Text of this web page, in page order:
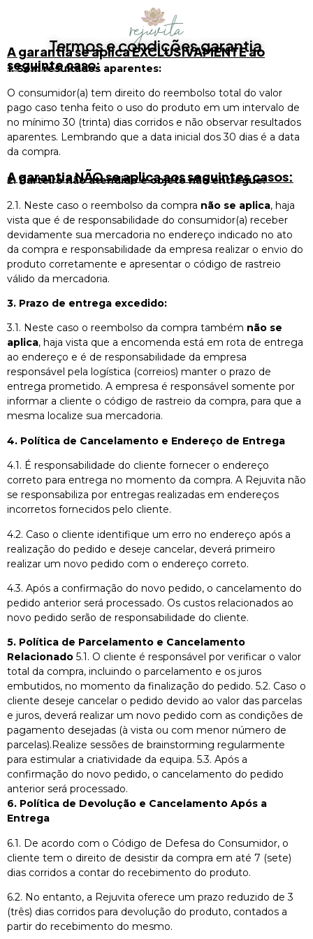
Termos e condições garantia
A garantia se aplica EXCLUSIVAMENTE ao
seguinte caso:
1. Sem resultados aparentes:
O consumidor(a) tem direito do reembolso total do valor
pago caso tenha feito o uso do produto em um intervalo de
no mínimo 30 (trinta) dias corridos e não observar resultados
aparentes. Lembrando que a data inicial dos 30 dias é a data
da compra.
A garantia NÃO se aplica aos seguintes casos:
2. Carteiro não atendido e objeto não entregue:
2.1. Neste caso o reembolso da compra não se aplica, haja
vista que é de responsabilidade do consumidor(a) receber
devidamente sua mercadoria no endereço indicado no ato
da compra e responsabilidade da empresa realizar o envio do
produto corretamente e apresentar o código de rastreio
válido da mercadoria.
3. Prazo de entrega excedido:
3.1. Neste caso o reembolso da compra também não se
aplica, haja vista que a encomenda está em rota de entrega
ao endereço e é de responsabilidade da empresa
responsável pela logística (correios) manter o prazo de
entrega prometido. A empresa é responsável somente por
informar a cliente o código de rastreio da compra, para que a
mesma localize sua mercadoria.
4.⁠ ⁠Política de Cancelamento e Endereço de Entrega
4.1. É responsabilidade do cliente fornecer o endereço
correto para entrega no momento da compra. A Rejuvita não
se responsabiliza por entregas realizadas em endereços
incorretos fornecidos pelo cliente.
4.2. Caso o cliente identifique um erro no endereço após a
realização do pedido e deseje cancelar, deverá primeiro
realizar um novo pedido com o endereço correto.
4.3. Após a confirmação do novo pedido, o cancelamento do
pedido anterior será processado. Os custos relacionados ao
novo pedido serão de responsabilidade do cliente.
5.⁠ ⁠Política de Parcelamento e Cancelamento
Relacionado 5.1. O cliente é responsável por verificar o valor
total da compra, incluindo o parcelamento e os juros
embutidos, no momento da finalização do pedido. 5.2. Caso o
cliente deseje cancelar o pedido devido ao valor das parcelas
e juros, deverá realizar um novo pedido com as condições de
pagamento desejadas (à vista ou com menor número de
parcelas).Realize sessões de brainstorming regularmente
para estimular a criatividade da equipa. 5.3. Após a
confirmação do novo pedido, o cancelamento do pedido
anterior será processado.
6.⁠ ⁠Política de Devolução e Cancelamento Após a
Entrega
6.1. De acordo com o Código de Defesa do Consumidor, o
cliente tem o direito de desistir da compra em até 7 (sete)
dias corridos a contar do recebimento do produto.
6.2. No entanto, a Rejuvita oferece um prazo reduzido de 3
(três) dias corridos para devolução do produto, contados a
partir do recebimento do mesmo.